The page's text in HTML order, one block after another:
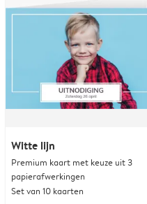
Witte lijn
Premium kaart met keuze uit 3
papierafwerkingen
Set van 10 kaarten